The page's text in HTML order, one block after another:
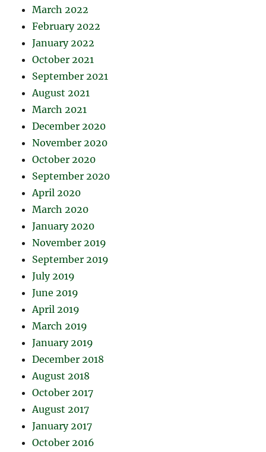
March 2022
February 2022
January 2022
October 2021
September 2021
August 2021
March 2021
December 2020
November 2020
October 2020
September 2020
April 2020
March 2020
January 2020
November 2019
September 2019
July 2019
June 2019
April 2019
March 2019
January 2019
December 2018
August 2018
October 2017
August 2017
January 2017
October 2016